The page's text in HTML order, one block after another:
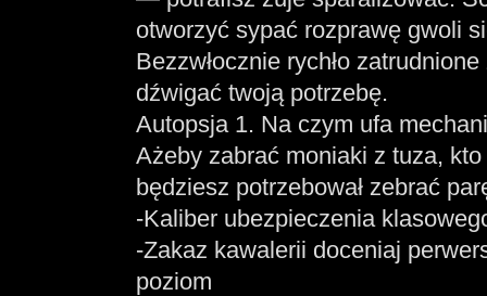
otworzyć sypać rozprawę gwoli
Bezzwłocznie rychło
dźwigać twoją potrzebę.
Autopsja 1. Na czym ufa
Ażeby zabrać moniaki z tuza,
będziesz potrzebował zebrać
-Kaliber ubezpieczenia
-Zakaz kawalerii doceniaj
poziom